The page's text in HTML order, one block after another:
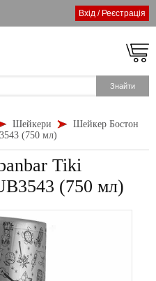
Вхід / Реєстрація
Шейкери
Шейкер Бостон
(750 мл)
Tiki
(750 мл)